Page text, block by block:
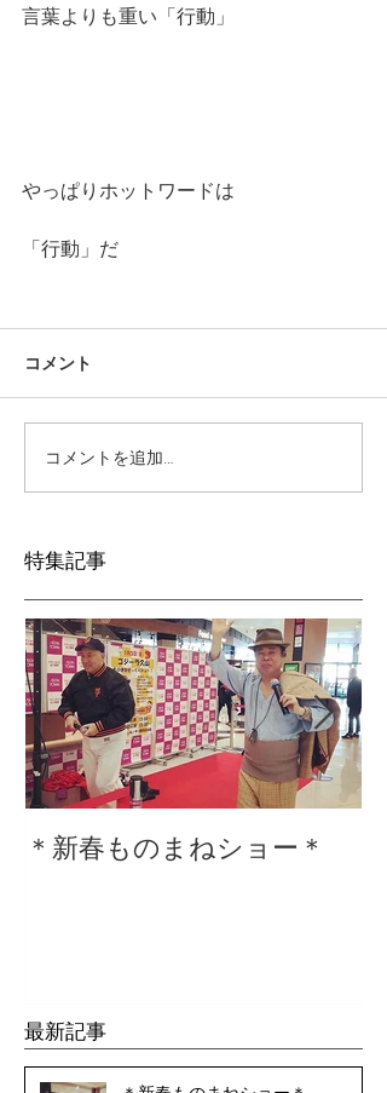
言葉よりも重い「行動」
やっぱりホットワードは
「行動」だ
コメント
コメントを追加…
特集記事
＊新春ものまねショー＊
最新記事